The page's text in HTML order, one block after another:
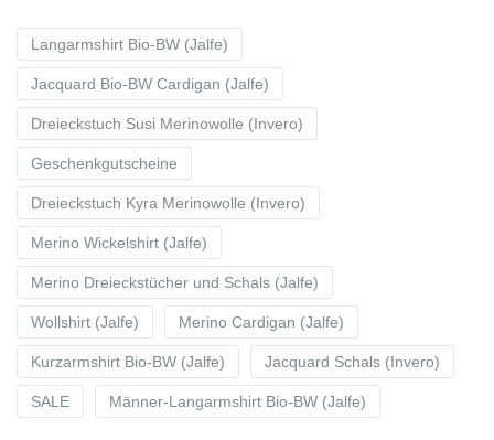
Langarmshirt Bio-BW (Jalfe)
Jacquard Bio-BW Cardigan (Jalfe)
Dreieckstuch Susi Merinowolle (Invero)
Geschenkgutscheine
Dreieckstuch Kyra Merinowolle (Invero)
Merino Wickelshirt (Jalfe)
Merino Dreieckstücher und Schals (Jalfe)
Wollshirt (Jalfe) Merino Cardigan (Jalfe)
Kurzarmshirt Bio-BW (Jalfe) Jacquard Schals (Invero)
SALE Männer-Langarmshirt Bio-BW (Jalfe)